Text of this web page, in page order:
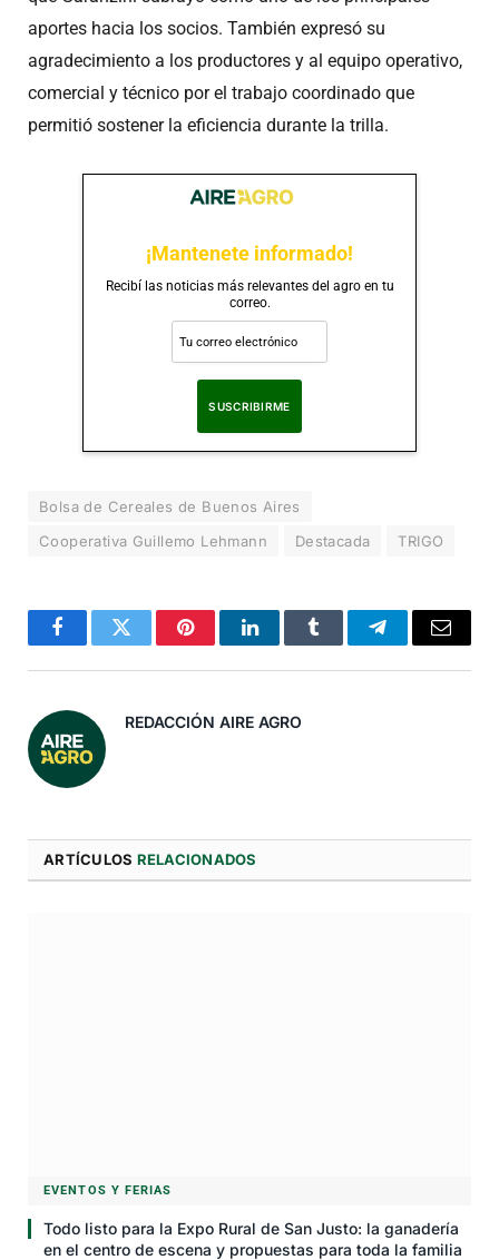
aportes hacia los socios. También expresó su
agradecimiento a los productores y al equipo operativo,
comercial y técnico por el trabajo coordinado que
permitió sostener la eficiencia durante la trilla.
¡Mantenete informado!
Recibí las noticias más relevantes del agro en tu
correo.
Bolsa de Cereales de Buenos Aires
Cooperativa Guillemo Lehmann
Destacada TRIGO
FacebookTwitter PinterestLinkedInTumblr TelegramCorreo
REDACCIÓN AIRE AGRO
ARTÍCULOS RELACIONADOS
EVENTOS Y FERIAS
Todo listo para la Expo Rural de San Justo: la ganadería
en el centro de escena y propuestas para toda la familia